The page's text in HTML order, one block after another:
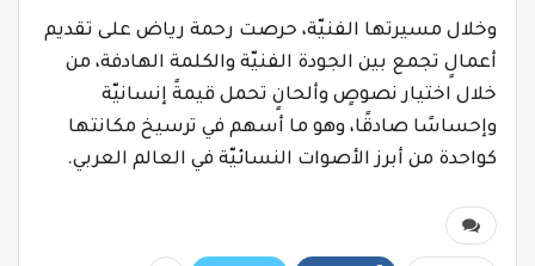
وخلال مسيرتها الفنيّة، حرصت رحمة رياض على تقديم
أعمالٍ تجمع بين الجودة الفنيّة والكلمة الهادفة، من
خلال اختيار نصوصٍ وألحانٍ تحمل قيمةً إنسانيّة
وإحساسًا صادقًا، وهو ما أسهم في ترسيخ مكانتها
كواحدة من أبرز الأصوات النسائيّة في العالم العربي.